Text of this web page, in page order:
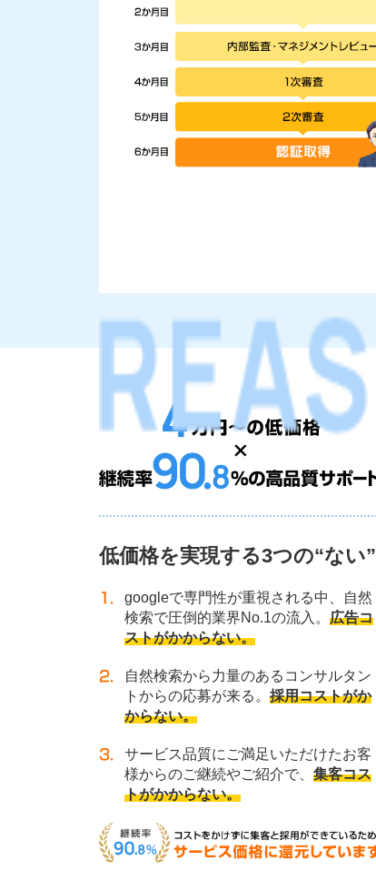
低価格を実現する3つの“ない”
googleで専門性が重視される中、自然
検索で圧倒的業界No.1の流入。広告コ
ストがかからない。
自然検索から力量のあるコンサルタン
トからの応募が来る。採用コストがか
からない。
サービス品質にご満足いただけたお客
様からのご継続やご紹介で、集客コス
トがかからない。